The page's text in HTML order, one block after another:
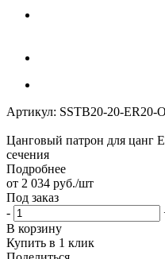
Артикул: SSTB20-20-ER20-
Цанговый патрон для цанг
сечения
Подробнее
от 2 034 руб./шт
Под заказ
-
В корзину
Купить в 1 клик